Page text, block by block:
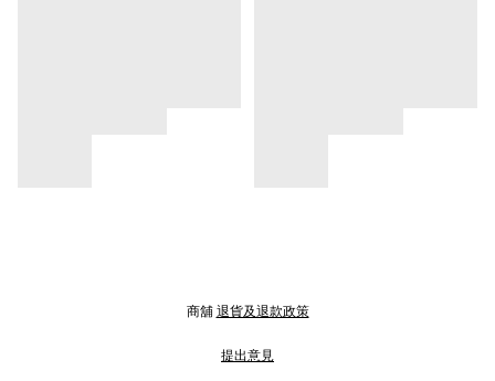
商舖 退貨及退款政策
提出意見